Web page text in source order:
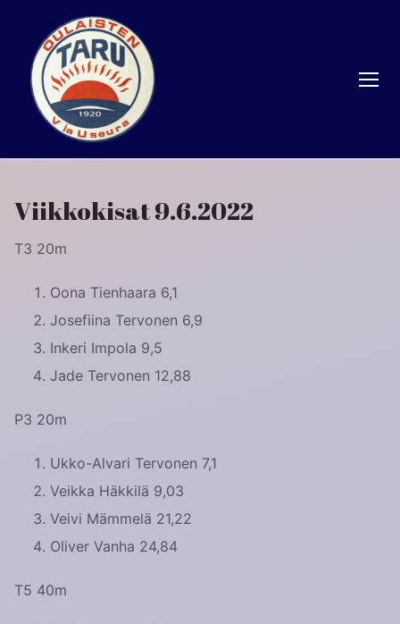
sisältöön
Viikkokisat 9.6.2022
T3 20m
Oona Tienhaara 6,1
Josefiina Tervonen 6,9
Inkeri Impola 9,5
Jade Tervonen 12,88
P3 20m
Ukko-Alvari Tervonen 7,1
Veikka Häkkilä 9,03
Veivi Mämmelä 21,22
Oliver Vanha 24,84
T5 40m